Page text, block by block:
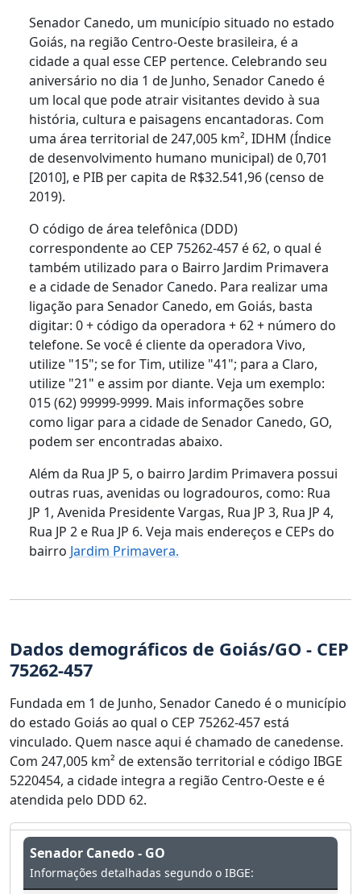
Senador Canedo, um município situado no estado
Goiás, na região Centro-Oeste brasileira, é a
cidade a qual esse CEP pertence. Celebrando seu
aniversário no dia 1 de Junho, Senador Canedo é
um local que pode atrair visitantes devido à sua
história, cultura e paisagens encantadoras. Com
uma área territorial de 247,005 km², IDHM (Índice
de desenvolvimento humano municipal) de 0,701
[2010], e PIB per capita de R$32.541,96 (censo de
2019).
O código de área telefônica (DDD)
correspondente ao CEP 75262-457 é 62, o qual é
também utilizado para o Bairro Jardim Primavera
e a cidade de Senador Canedo. Para realizar uma
ligação para Senador Canedo, em Goiás, basta
digitar: 0 + código da operadora + 62 + número do
telefone. Se você é cliente da operadora Vivo,
utilize "15"; se for Tim, utilize "41"; para a Claro,
utilize "21" e assim por diante. Veja um exemplo:
015 (62) 99999-9999. Mais informações sobre
como ligar para a cidade de Senador Canedo, GO,
podem ser encontradas abaixo.
Além da Rua JP 5, o bairro Jardim Primavera possui
outras ruas, avenidas ou logradouros, como: Rua
JP 1, Avenida Presidente Vargas, Rua JP 3, Rua JP 4,
Rua JP 2 e Rua JP 6. Veja mais endereços e CEPs do
bairro Jardim Primavera.
Dados demográficos de Goiás/GO - CEP
75262-457
Fundada em 1 de Junho, Senador Canedo é o município
do estado Goiás ao qual o CEP 75262-457 está
vinculado. Quem nasce aqui é chamado de canedense.
Com 247,005 km² de extensão territorial e código IBGE
5220454, a cidade integra a região Centro-Oeste e é
atendida pelo DDD 62.
Senador Canedo - GO
Informações detalhadas segundo o IBGE: